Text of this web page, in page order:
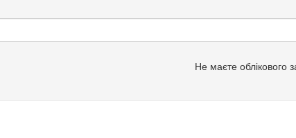
Не маєте облікового